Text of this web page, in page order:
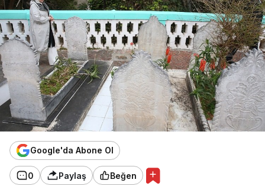
Google'da Abone Ol
0 Paylaş Beğen